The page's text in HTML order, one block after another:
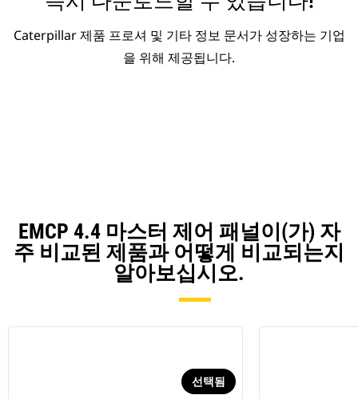
Caterpillar 제품 프로셔 및 기타 정보 문서가 성장하는 기업
을 위해 제공됩니다.
EMCP 4.4 마스터 제어 패널이(가) 자
주 비교된 제품과 어떻게 비교되는지
알아보십시오.
선택됨